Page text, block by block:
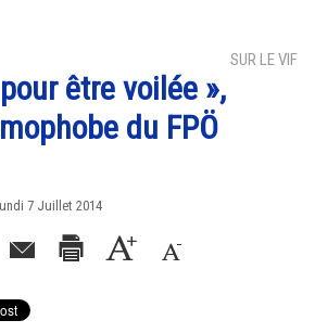
SUR LE VIF
être voilée »,
du FPÖ
7 Juillet 2014